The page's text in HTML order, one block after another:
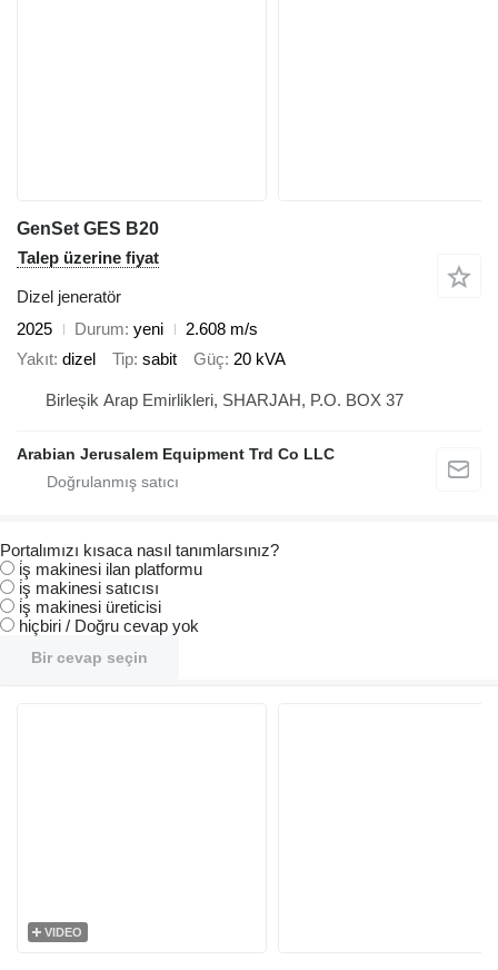
GenSet GES B20
Talep üzerine fiyat
Dizel jeneratör
2025
Durum yeni
2.608 m/s
Yakıt dizel Tip sabit Güç 20 kVA
Birleşik Arap Emirlikleri, SHARJAH, P.O. BOX 37
Arabian Jerusalem Equipment Trd Co LLC
Portalımızı kısaca nasıl tanımlarsınız?
i̇ş makinesi ilan platformu
i̇ş makinesi satıcısı
i̇ş makinesi üreticisi
hiçbiri / Doğru cevap yok
Bir cevap seçin
VIDEO